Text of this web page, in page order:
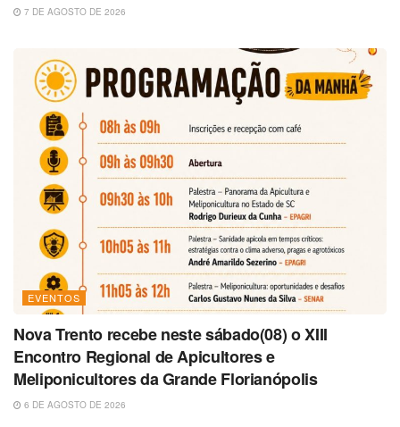
7 DE AGOSTO DE 2026
EVENTOS
Nova Trento recebe neste sábado(08) o XIII
Encontro Regional de Apicultores e
Meliponicultores da Grande Florianópolis
6 DE AGOSTO DE 2026